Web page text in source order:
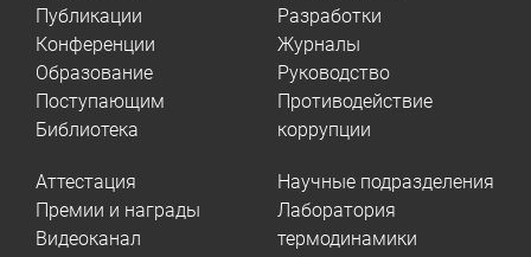
Публикации
Конференции
Образование
Поступающим
Библиотека
Разработки
Журналы
Руководство
Противодействие
коррупции
Аттестация
Премии и награды
Видеоканал
Научные подразделения
Лаборатория
термодинамики